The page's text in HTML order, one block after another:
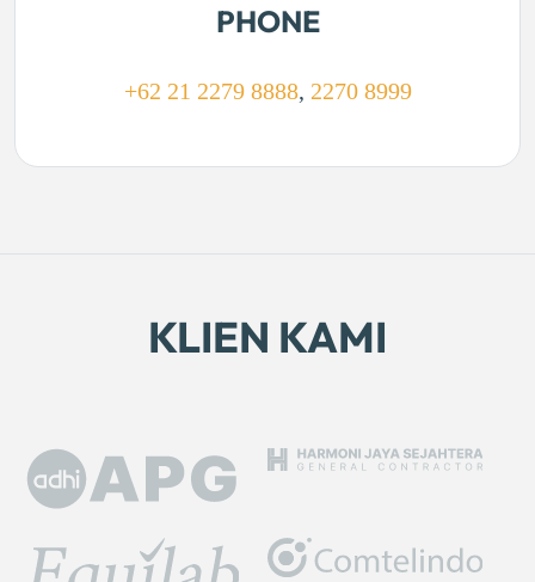
PHONE
+62 21 2279 8888, 2270 8999
KLIEN KAMI